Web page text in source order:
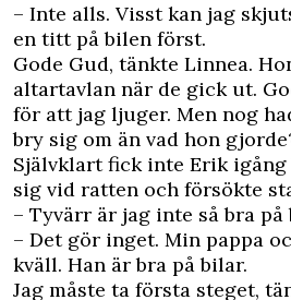
– Inte alls. Visst kan jag
en titt på bilen först.
Gode Gud, tänkte Linnea.
altartavlan när de gick ut.
för att jag ljuger. Men nog
bry sig om än vad hon
Självklart fick inte Erik
sig vid ratten och försökte
– Tyvärr är jag inte så bra
– Det gör inget. Min pappa
kväll. Han är bra på bilar.
Jag måste ta första steget,